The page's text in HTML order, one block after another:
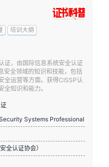
培训大纲
证，由国际信息系统安全认证
安全领域的知识和技能，包括
全运营等方面。获得CISSP认
全知识和能力。
Systems Professional
全认证协会）